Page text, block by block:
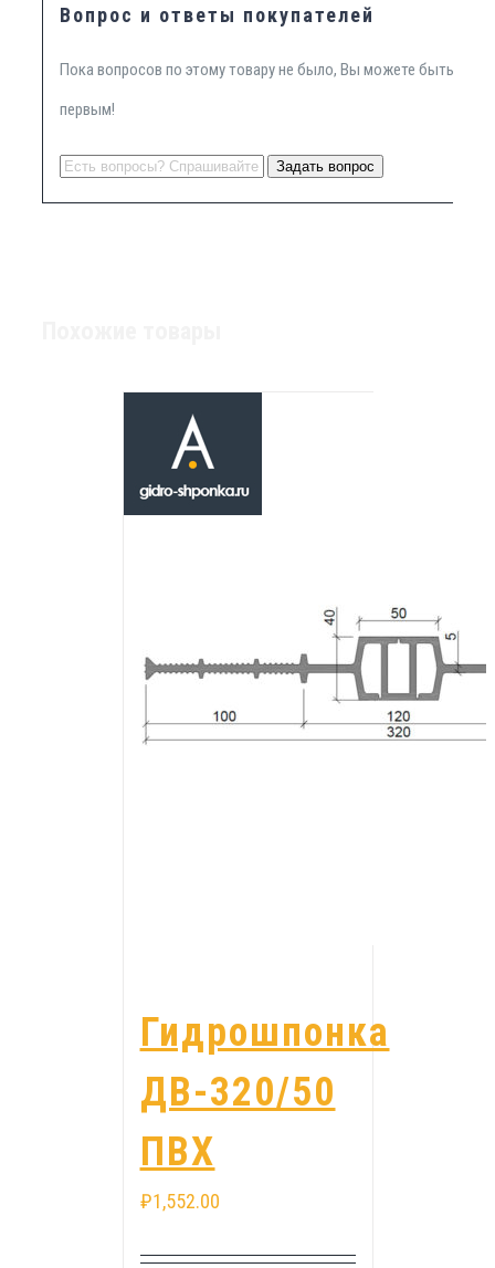
Вопрос и ответы покупателей
Пока вопросов по этому товару не было, Вы можете быть
первым!
Гидрошпонка
ДВ-320/50
ПВХ
₽1,552.00